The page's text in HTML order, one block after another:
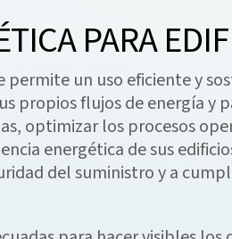
PARA
un uso eficiente y
propios flujos de energía y
optimizar los procesos
energética de sus
del suministro y a